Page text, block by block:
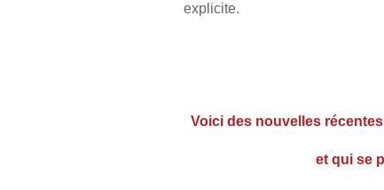
explicite.
Voici des nouvelles
et qui se